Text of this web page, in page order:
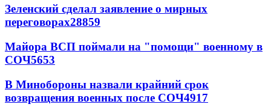
Зеленский сделал заявление о мирных
переговорах28859
Майора ВСП поймали на "помощи" военному в
СОЧ5653
В Минобороны назвали крайний срок
возвращения военных после СОЧ4917